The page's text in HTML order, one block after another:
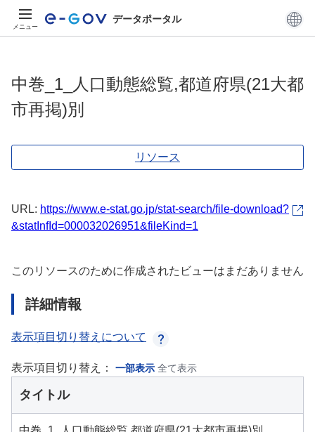
メニュー
データポータル
中巻_1_人口動態総覧,都道府県(21大都
市再掲)別
リソース
URL: https://www.e-stat.go.jp/stat-search/file-download?
&statInfId=000032026951&fileKind=1
このリソースのために作成されたビューはまだありません
詳細情報
表示項目切り替えについて
表示項目切り替え： 一部表示 全て表示
タイトル